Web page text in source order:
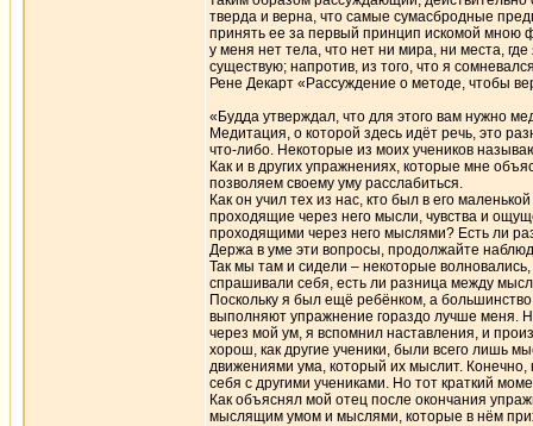
тверда и верна, что самые сумасбродные
принять ее за первый принцип искомой мною
у меня нет тела, что нет ни мира, ни места,
существую; напротив, из того, что я
Рене Декарт «Рассуждение о методе, чтобы
«Будда утверждал, что для этого вам нужно
Медитация, о которой здесь идёт речь, это
что-либо. Некоторые из моих учеников
Как и в других упражнениях, которые мне
позволяем своему уму расслабиться.
Как он учил тех из нас, кто был в его
проходящие через него мысли, чувства и
проходящими через него мыслями? Есть ли
Держа в уме эти вопросы, продолжайте
Так мы там и сидели – некоторые
спрашивали себя, есть ли разница между
Поскольку я был ещё ребёнком, а
выполняют упражнение гораздо лучше меня.
через мой ум, я вспомнил наставления, и
хорош, как другие ученики, были всего лишь
движениями ума, который их мыслит. Конечно,
себя с другими учениками. Но тот краткий
Как объяснял мой отец после окончания
мыслящим умом и мыслями, которые в нём